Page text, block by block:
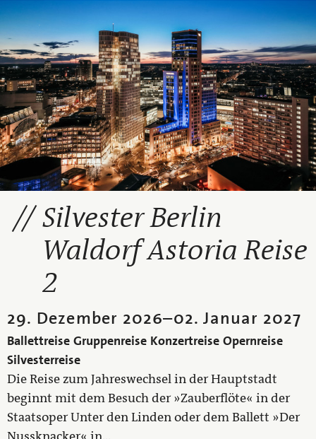
Silvester Berlin
Waldorf Astoria Reise
2
29. Dezember 2026–02. Januar 2027
Ballettreise Gruppenreise Konzertreise Opernreise
Silvesterreise
Die Reise zum Jahreswechsel in der Hauptstadt
beginnt mit dem Besuch der »Zauberflöte« in der
Staatsoper Unter den Linden oder dem Ballett »Der